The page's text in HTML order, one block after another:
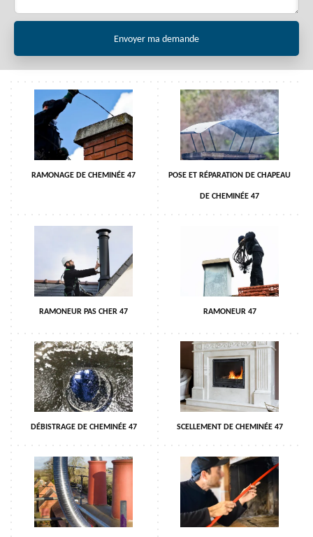
RAMONAGE DE CHEMINÉE 47 POSE ET RÉPARATION DE CHAPEAU
DE CHEMINÉE 47
RAMONEUR PAS CHER 47 RAMONEUR 47
DÉBISTRAGE DE CHEMINÉE 47 SCELLEMENT DE CHEMINÉE 47